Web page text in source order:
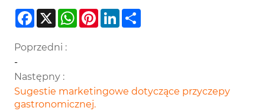
Facebook
X WhatsApp
Pinterest
LinkedIn
Poprzedni :
-
Następny :
Sugestie marketingowe dotyczące przyczepy
gastronomicznej.